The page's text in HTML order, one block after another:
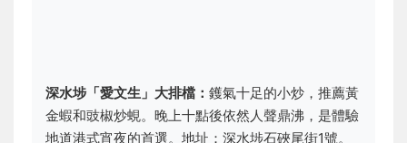
深水埗「愛文生」大排檔： 鑊氣十足的小炒，推薦黃
金蝦和豉椒炒蜆。晚上十點後依然人聲鼎沸，是體驗
地道港式宵夜的首選。地址：深水埗石硤尾街1號。